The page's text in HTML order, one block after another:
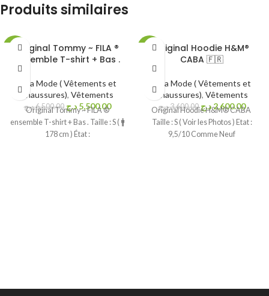
Produits similaires
ÉPUISÉ
Original Tommy ~ FILA ®
ensemble T-shirt + Bas .
Vita Mode ( Vêtements et
chaussures), Vêtements
6,500.00د.ج 5,500.00 د.ج
Original Tommy ~ FILA ®
ensemble T-shirt + Bas . Taille : S ( 🚹
178 cm ) État :
ÉPUISÉ
Original Hoodie H&M®
CABA 🇫🇷
Vita Mode ( Vêtements et
chaussures), Vêtements
3,600.00د.ج 2,600.00د.ج
Original Hoodie H&M® CABA
Taille : S ( Voir les Photos ) Etat :
9,5/10 Comme Neuf